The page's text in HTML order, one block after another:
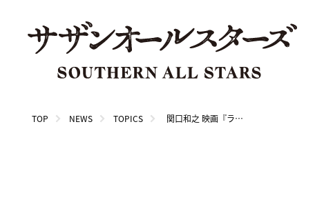
TOP NEWS TOPICS 関口和之 映画『ラプソディ・ラプソディ』友情出演決定！